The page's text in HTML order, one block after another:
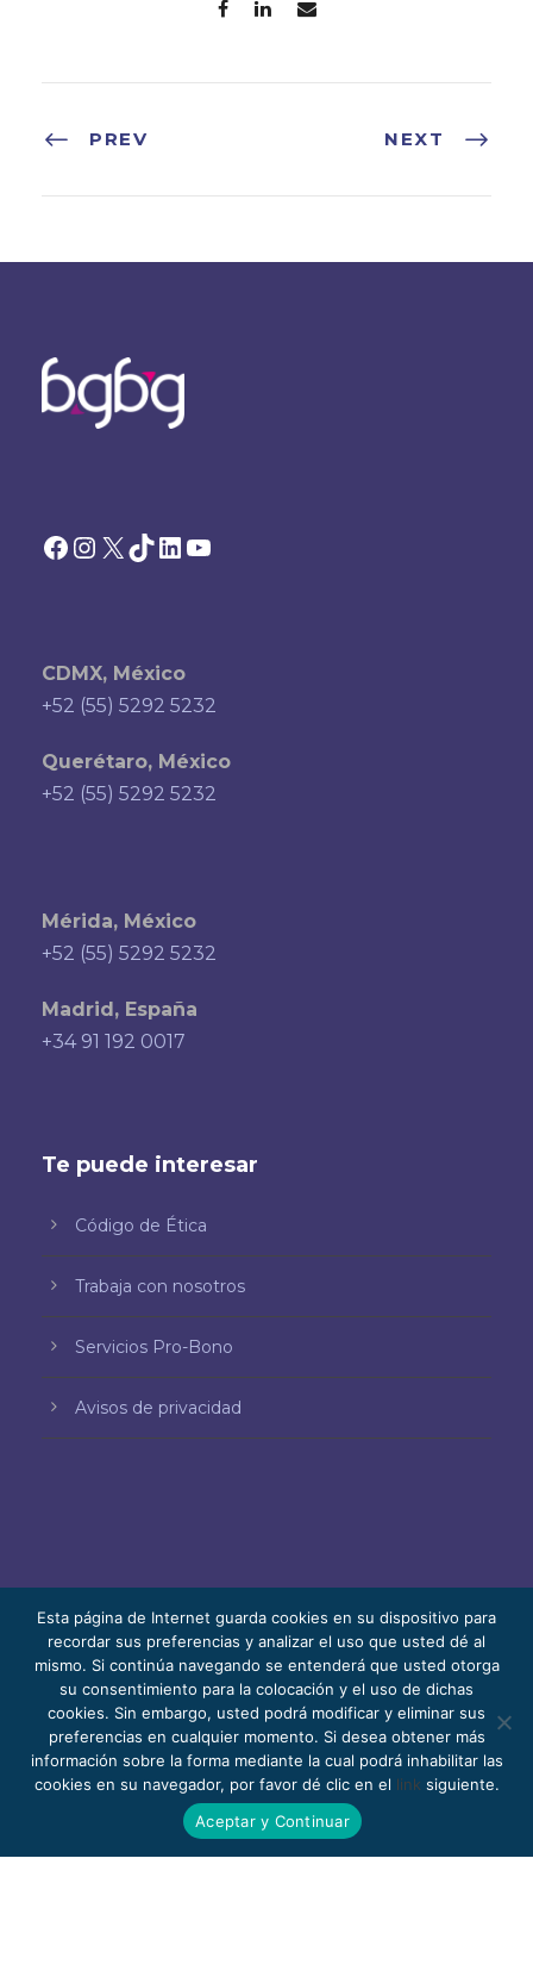
PREV NEXT
Facebook Instagram X TikTok LinkedIn YouTube
CDMX, México
+52 (55) 5292 5232
Querétaro, México
+52 (55) 5292 5232
Mérida, México
+52 (55) 5292 5232
Madrid, España
+34 91 192 0017
Te puede interesar
Código de Ética
Trabaja con nosotros
Servicios Pro-Bono
Avisos de privacidad
© 2026 Bello, Gallardo, Bonequi y García,
S.C.
Contenido traducido automáticamente. La
precisión puede variar según el idioma.
Pro Bono
Trabaja con nosotros Webmail
Esta página de Internet guarda cookies en su dispositivo para
recordar sus preferencias y analizar el uso que usted dé al
mismo. Si continúa navegando se entenderá que usted otorga
su consentimiento para la colocación y el uso de dichas
cookies. Sin embargo, usted podrá modificar y eliminar sus
preferencias en cualquier momento. Si desea obtener más
información sobre la forma mediante la cual podrá inhabilitar las
cookies en su navegador, por favor dé clic en el link siguiente.
Aceptar y Continuar